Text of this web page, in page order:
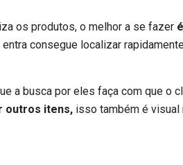
os produtos, o melhor a se fazer
consegue localizar
a busca por eles faça com que o
outros itens, isso também é visual